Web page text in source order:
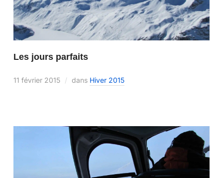
Les jours parfaits
11 février 2015 dans Hiver 2015